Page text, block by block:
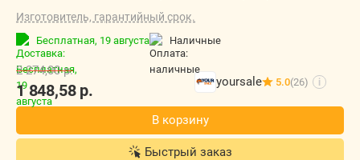
Изготовитель, гарантийный срок.
Бесплатная, 19 августа наличные
1 848,58р.
2 274,00р.
yoursale 5.0(26) i
В корзину
Быстрый заказ